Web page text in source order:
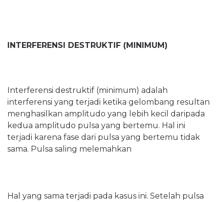
INTERFERENSI DESTRUKTIF (MINIMUM)
Interferensi destruktif (minimum) adalah
interferensi yang terjadi ketika gelombang resultan
menghasilkan amplitudo yang lebih kecil daripada
kedua amplitudo pulsa yang bertemu. Hal ini
terjadi karena fase dari pulsa yang bertemu tidak
sama. Pulsa saling melemahkan
Hal yang sama terjadi pada kasus ini. Setelah pulsa